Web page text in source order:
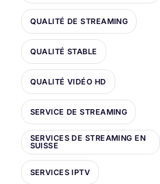
QUALITÉ DE STREAMING
QUALITÉ STABLE
QUALITÉ VIDÉO HD
SERVICE DE STREAMING
SERVICES DE STREAMING EN
SUISSE
SERVICES IPTV